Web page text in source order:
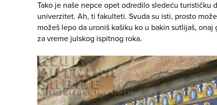
Tako je naše nepce opet odredilo sledeću turističku
univerzitet. Ah, ti fakulteti. Svuda su isti, prosto
možeš lepo da uroniš kašiku ko u bakin sutlijaš,
za vreme julskog ispitnog roka.